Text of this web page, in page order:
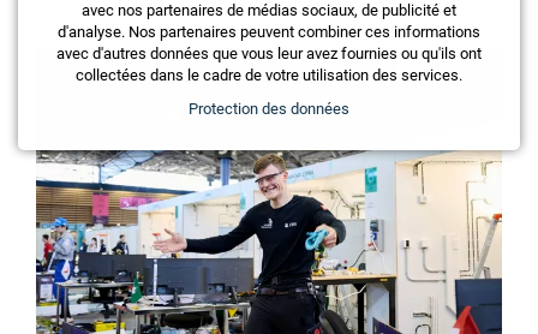
avec nos partenaires de médias sociaux, de publicité et
d'analyse. Nos partenaires peuvent combiner ces informations
avec d'autres données que vous leur avez fournies ou qu'ils ont
collectées dans le cadre de votre utilisation des services.
Protection des données